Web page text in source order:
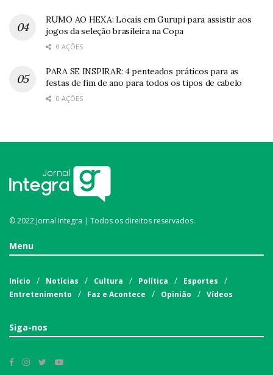
RUMO AO HEXA: Locais em Gurupi para assistir aos
jogos da seleção brasileira na Copa
0 AÇÕES
PARA SE INSPIRAR: 4 penteados práticos para as
festas de fim de ano para todos os tipos de cabelo
0 AÇÕES
© 2022 Jornal Integra | Todos os direitos reservados.
Menu
Início Notícias Cultura Política
Esportes
Entretenimento
Faz e Acontece Opinião Vídeos
Siga-nos